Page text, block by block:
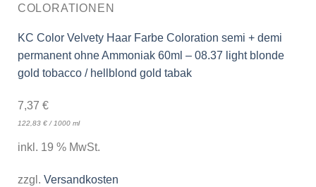
COLORATIONEN
KC Color Velvety Haar Farbe Coloration semi + demi
permanent ohne Ammoniak 60ml – 08.37 light blonde
gold tobacco / hellblond gold tabak
7,37 €
122,83 €/1000 ml
inkl. 19 % MwSt.
zzgl. Versandkosten